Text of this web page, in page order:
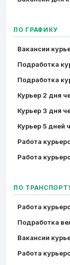
ПО ГРАФИКУ
Вакансии
Подработка
Подработка
Курьер 2 дня
Курьер 3 дня
Курьер 5 дней
Работа
Работа
ПО
Работа
Подработка
Вакансии
Работа